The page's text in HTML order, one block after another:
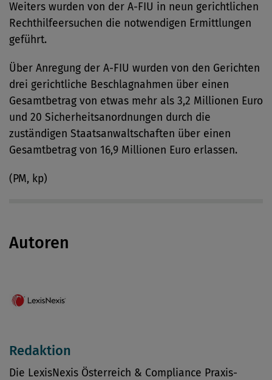
Weiters wurden von der A-FIU in neun gerichtlichen
Rechthilfeersuchen die notwendigen Ermittlungen
geführt.
Über Anregung der A-FIU wurden von den Gerichten
drei gerichtliche Beschlagnahmen über einen
Gesamtbetrag von etwas mehr als 3,2 Millionen Euro
und 20 Sicherheitsanordnungen durch die
zuständigen Staatsanwaltschaften über einen
Gesamtbetrag von 16,9 Millionen Euro erlassen.
(PM, kp)
Autoren
Redaktion
Die LexisNexis Österreich & Compliance Praxis-